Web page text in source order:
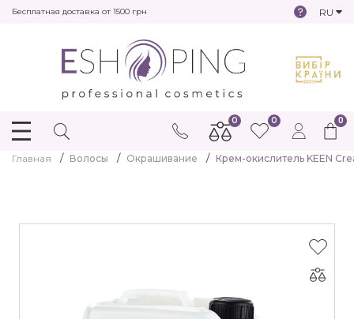
Бесплатная доставка от 1500 грн RU
0
0 0
Главная Волосы Окрашивание Крем-окислитель KEEN